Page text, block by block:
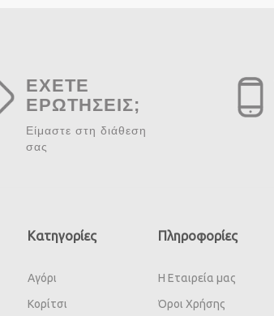
ΕΧΕΤΕ
ΕΡΩΤΗΣΕΙΣ;
Είμαστε στη διάθεση
σας
Κατηγορίες
Αγόρι
Κορίτσι
Πληροφορίες
Η Εταιρεία μας
Όροι Χρήσης